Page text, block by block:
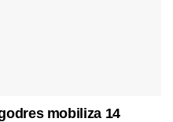
mobiliza 14